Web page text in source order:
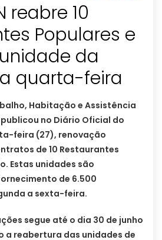
reabre 10
Populares e
da
quarta-feira
Habitação e Assistência
no Diário Oficial do
feira (27), renovação
de 10 Restaurantes
Estas unidades são
de 6.500
a sexta-feira.
segue até o dia 30 de junho
a reabertura das unidades de